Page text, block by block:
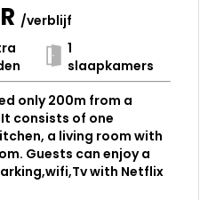
/verblijf
1
slaapkamers
only 200m from a
consists of one
a living room with
Guests can enjoy a
with Netflix